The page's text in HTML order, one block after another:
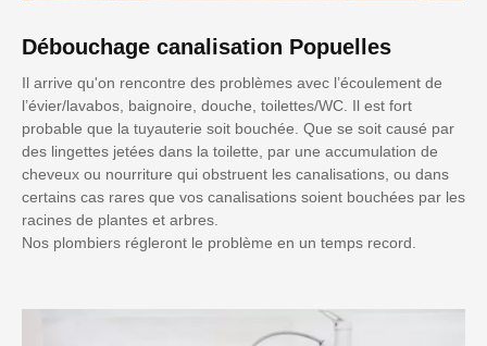
Débouchage canalisation Popuelles
Il arrive qu'on rencontre des problèmes avec l’écoulement de
l’évier/lavabos, baignoire, douche, toilettes/WC. Il est fort
probable que la tuyauterie soit bouchée. Que se soit causé par
des lingettes jetées dans la toilette, par une accumulation de
cheveux ou nourriture qui obstruent les canalisations, ou dans
certains cas rares que vos canalisations soient bouchées par les
racines de plantes et arbres.
Nos plombiers régleront le problème en un temps record.